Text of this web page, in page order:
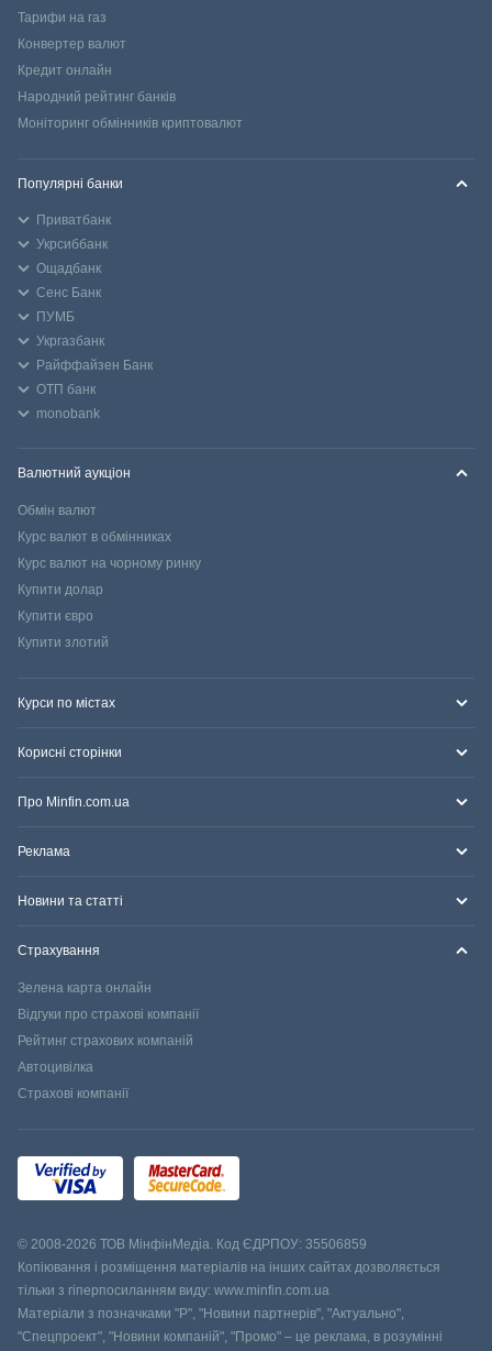
Тарифи на газ
Конвертер валют
Кредит онлайн
Народний рейтинг банків
Моніторинг обмінників криптовалют
Популярні банки
Приватбанк
Укрсиббанк
Ощадбанк
Сенс Банк
ПУМБ
Укргазбанк
Райффайзен Банк
ОТП банк
monobank
Валютний аукціон
Обмін валют
Курс валют в обмінниках
Курс валют на чорному ринку
Купити долар
Купити євро
Купити злотий
Курси по містах
Корисні сторінки
Про Minfin.com.ua
Реклама
Новини та статті
Страхування
Зелена карта онлайн
Відгуки про страхові компанії
Рейтинг страхових компаній
Автоцивілка
Страхові компанії
© 2008-2026 ТОВ МiнфiнМедiа. Код ЄДРПОУ: 35506859
Копіювання і розміщення матеріалів на інших сайтах дозволяється
тільки з гіперпосиланням виду: www.minfin.com.ua
Матеріали з позначками "Р", "Новини партнерів", "Актуально",
"Спецпроект", "Новини компаній", "Промо" – це реклама, в розумінні